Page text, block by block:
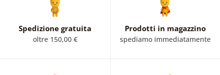
Spedizione gratuita
oltre 150,00 €
Prodotti in magazzino
spediamo immediatamente